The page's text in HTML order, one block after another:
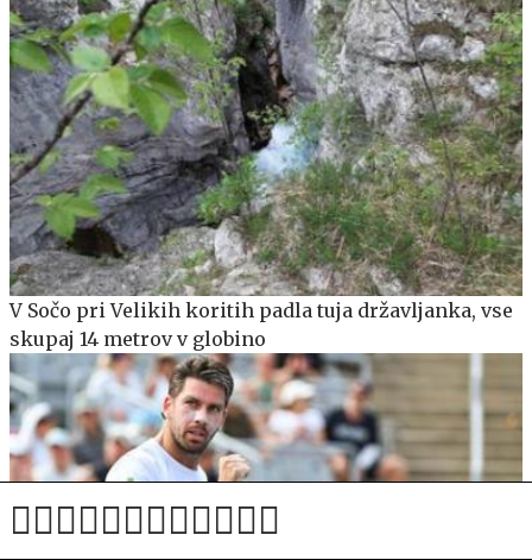
V Sočo pri Velikih koritih padla tuja državljanka, vse
skupaj 14 metrov v globino